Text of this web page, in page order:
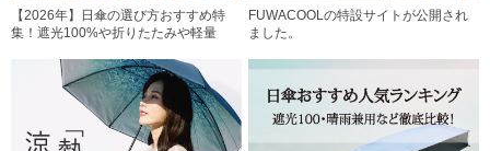
【2026年】日傘の選び方おすすめ特
集！遮光100%や折りたたみや軽量
FUWACOOLの特設サイトが公開され
ました。